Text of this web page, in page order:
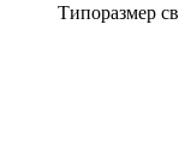
Типоразмер